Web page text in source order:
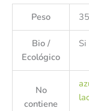
Peso
Bio /
Ecológico
Si
No
contiene